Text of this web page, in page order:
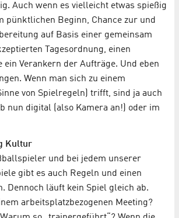
Auch wenn es vielleicht etwas spießig
pünktlichen Beginn, Chance zur und
auf Basis einer gemeinsam
Tagesordnung, einen
ein Verankern der Aufträge. Und eben
Wenn man sich zu einem
von Spielregeln) trifft, sind ja auch
nun digital (also Kamera an!) oder im
Kultur
und bei jedem unserer
gibt es auch Regeln und einen
Dennoch läuft kein Spiel gleich ab.
arbeitsplatzbezogenen Meeting?